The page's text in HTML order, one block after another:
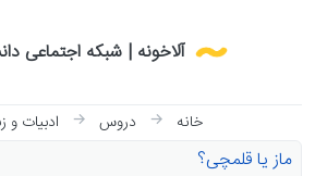
آلاخونه | شبکه اجتماعی
خانه دروس ادبیات و
ماز یا قلمچی؟